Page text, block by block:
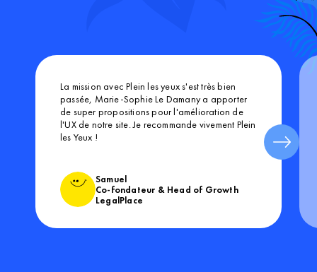
Marie-Sophie Le Damany gère ses missions
avec créativité et efficacité, ce dans les délais
impartis !!
Françoise
GIE BNP Paribas Cardif